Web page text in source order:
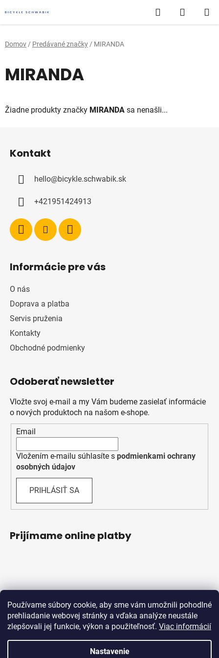
Používame súbory cookie, aby sme vám umožnili pohodlné
prehliadanie webovej stránky a vďaka analýze neustále
zlepšovali jej funkcie, výkon a použiteľnosť. Viac informácií
Nastavenie
na
obsah
Hľadať
KOŠÍK
Domov / Predávané značky / MIRANDA
MIRANDA
Žiadne produkty značky MIRANDA sa nenašli...
Kontakt
hello@bicykle.schwabik.sk
+421951424913
Informácie pre vás
O nás
Doprava a platba
Servis pruženia
Kontakty
Obchodné podmienky
Odoberať newsletter
Vložte svoj e-mail a my Vám budeme zasielať informácie
o nových produktoch na našom e-shope.
Email
Vložením e-mailu súhlasíte s podmienkami ochrany
osobných údajov
PRIHLÁSIŤ SA
Prijímame online platby
Obchodné podmienky
Ochrana osobných údajov